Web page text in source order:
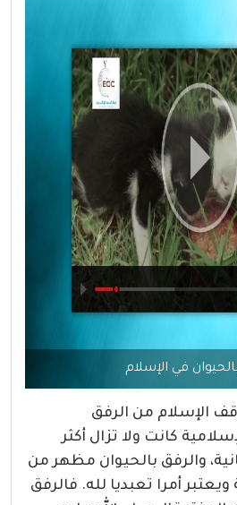
في الإسلام
الإسلام من الرفق
كانت ولا تزال أكثر
والرفق بالحيوان مظهر من
أمرا تعبديا لله. فالرفق